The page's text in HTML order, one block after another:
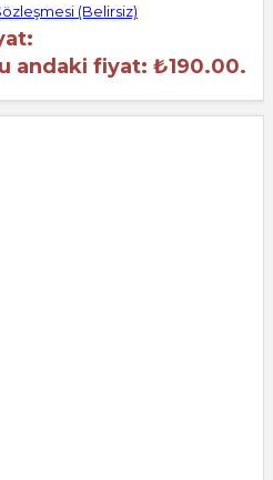
(Belirsiz)
andaki fiyat: ₺190.00.